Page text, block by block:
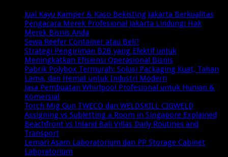
Jual Kayu Kamper & Kaso Bekisting Jakarta Berkualitas
Pengacara Merek Profesional Jakarta Lindungi Hak
Merek Bisnis Anda
Sewa Reefer Container atau Beli?
Strategi Pengiriman B2B yang Efektif untuk
Meningkatkan Efisiensi Operasional Bisnis
Pabrik Polybox Termurah: Solusi Packaging Kuat, Tahan
Lama, dan Hemat untuk Industri Modern
Jasa Pembuatan Whirlpool Profesional untuk Hunian &
Komersial
Torch Mig Gun TWECO dan WELDSKILL CIGWELD
Assigning vs Subletting a Room in Singapore Explained
Beachfront vs Inland Bali Villas Daily Routines and
Transport
Lemari Asam Laboratorium dan PP Storage Cabinet
Laboratorium